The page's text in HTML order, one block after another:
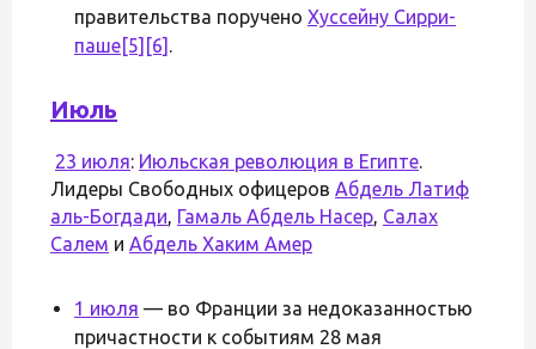
правительства поручено Хуссейну Сирри-
паше[5] [6] .
Июль
23 июля: Июльская революция в Египте.
Лидеры Свободных офицеров Абдель Латиф
аль-Богдади, Гамаль Абдель Насер, Салах
Салем и Абдель Хаким Амер
1 июля — во Франции за недоказанностью
причастности к событиям 28 мая